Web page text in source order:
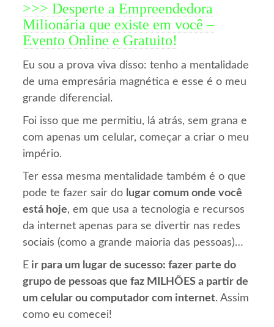
>>> Desperte a Empreendedora
Milionária que existe em você –
Evento Online e Gratuito!
Eu sou a prova viva disso: tenho a mentalidade
de uma empresária magnética e esse é o meu
grande diferencial.
Foi isso que me permitiu, lá atrás, sem grana e
com apenas um celular, começar a criar o meu
império.
Ter essa mesma mentalidade também é o que
pode te fazer sair do lugar comum onde você
está hoje, em que usa a tecnologia e recursos
da internet apenas para se divertir nas redes
sociais (como a grande maioria das pessoas)…
E ir para um lugar de sucesso: fazer parte do
grupo de pessoas que faz MILHÕES a partir de
um celular ou computador com internet. Assim
como eu comecei!